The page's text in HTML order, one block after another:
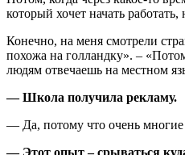
который хочет начать
Конечно, на меня смотрели
похожа на голландку». –
людям отвечаешь на местном
— Школа получила рекламу.
— Да, потому что очень многие